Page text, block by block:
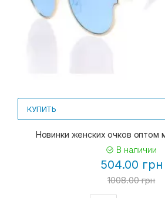
КУПИТЬ
Новинки женских очков оптом
В наличии
504.00 грн
1008.00 грн